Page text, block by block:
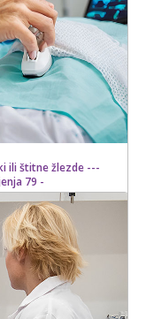
ili štitne žlezde ---
79 -
16 kom.